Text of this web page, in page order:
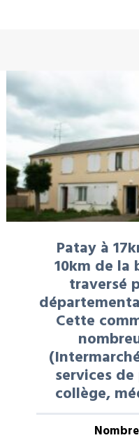
Patay à
10km de la
traversé
Cette
services
collège,